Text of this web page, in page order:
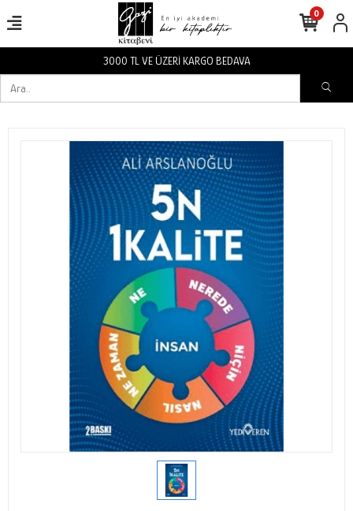
3000 TL VE ÜZERİ KARGO BEDAVA
0